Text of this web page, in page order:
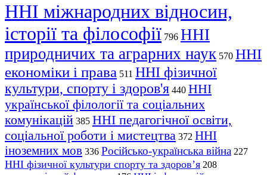
ННІ міжнародних відносин,
історії та філософії 796 ННІ
природничих та аграрних наук 570 ННІ
економіки і права 511 ННІ фізичної
культури, спорту і здоров'я 440 ННІ
української філології та соціальних
комунікацій 385 ННІ педагогічної освіти,
соціальної роботи і мистецтва 372 ННІ
іноземних мов 336 Російсько-українська війна 227
ННІ фізичної культури спорту та здоров’я 208